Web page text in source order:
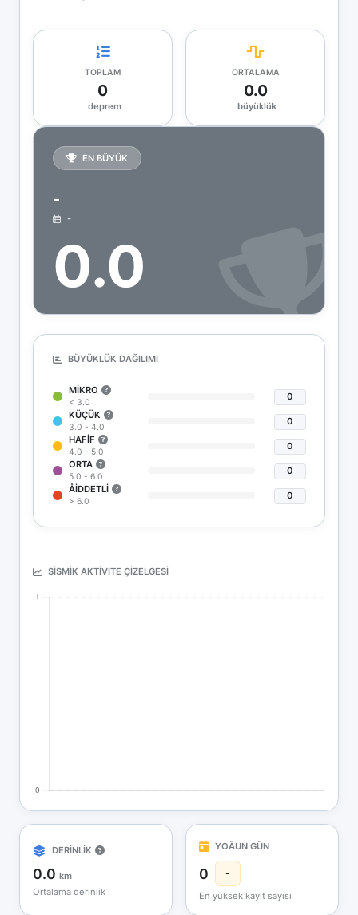
TOPLAM
0
deprem
ORTALAMA
0.0
büyüklük
EN BÜYÜK
-
-
0.0
BÜYÜKLÜK DAĞILIMI
MIKRO
< 3.0
0
KÜÇÜK
3.0 - 4.0
0
HAFIF
4.0 - 5.0
0
ORTA
5.0 - 6.0
0
ÅIDDETLI
> 6.0
0
SISMIK AKTIVITE ÇIZELGESI
DERİNLİK
0.0 km
Ortalama derinlik
YOÄUN GÜN
0 -
En yüksek kayıt sayısı